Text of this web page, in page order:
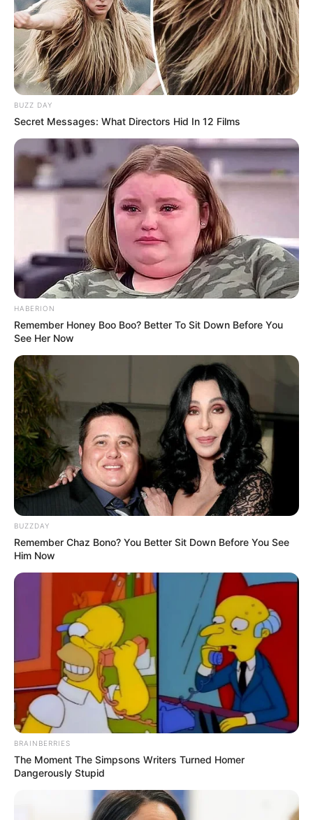
Auf einigen Seiten dieses Projektes sind Affiliate-
Angebote integriert. Wenn etwas darüber gebucht oder
gekauft wird, ist das eine Unterstützung, ohne dass sich
dadurch der Preis ändert.
BUZZ DAY
Secret Messages: What Directors Hid In 12 Films
HABERION
Remember Honey Boo Boo? Better To Sit Down Before You
See Her Now
BUZZDAY
Remember Chaz Bono? You Better Sit Down Before You See
Him Now
BRAINBERRIES
The Moment The Simpsons Writers Turned Homer
Dangerously Stupid